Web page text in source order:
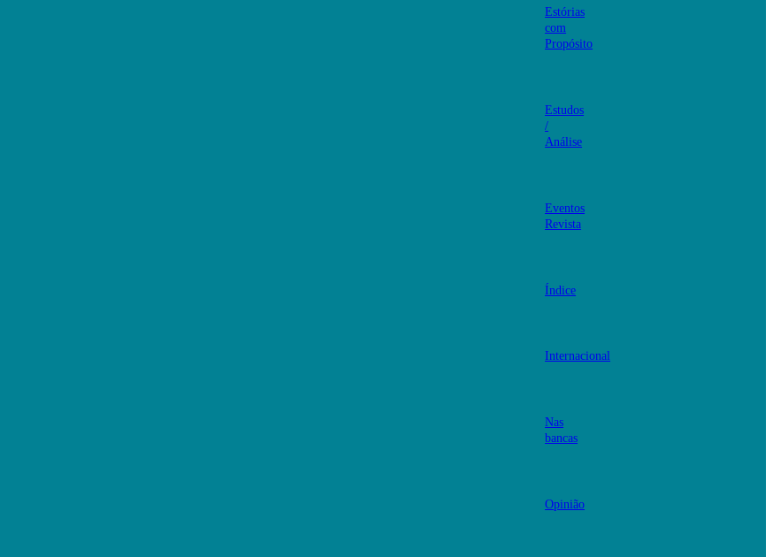
Estórias
com
Propósito
Estudos
/
Análise
Eventos
Revista
Índice
Internacional
Nas
bancas
Opinião